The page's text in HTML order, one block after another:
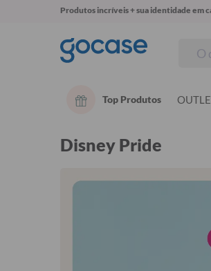
Produtos incríveis + sua identidade em
Top Produtos
Disney Pride